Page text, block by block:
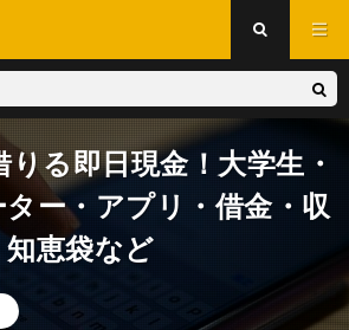
る即日現金！大学生・
ー・アプリ・借金・収
恵袋など